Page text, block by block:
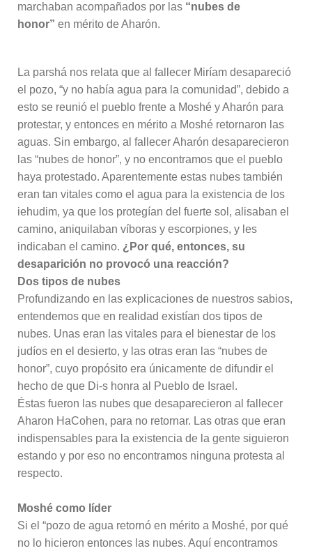
marchaban acompañados por las “nubes de
honor” en mérito de Aharón.
La parshá nos relata que al fallecer Miríam desapareció
el pozo, “y no había agua para la comunidad”, debido a
esto se reunió el pueblo frente a Moshé y Aharón para
protestar, y entonces en mérito a Moshé retornaron las
aguas. Sin embargo, al fallecer Aharón desaparecieron
las “nubes de honor”, y no encontramos que el pueblo
haya protestado. Aparentemente estas nubes también
eran tan vitales como el agua para la existencia de los
iehudim, ya que los protegían del fuerte sol, alisaban el
camino, aniquilaban víboras y escorpiones, y les
indicaban el camino. ¿Por qué, entonces, su
desaparición no provocó una reacción?
Dos tipos de nubes
Profundizando en las explicaciones de nuestros sabios,
entendemos que en realidad existían dos tipos de
nubes. Unas eran las vitales para el bienestar de los
judíos en el desierto, y las otras eran las “nubes de
honor”, cuyo propósito era únicamente de difundir el
hecho de que Di-s honra al Pueblo de Israel.
Éstas fueron las nubes que desaparecieron al fallecer
Aharon HaCohen, para no retornar. Las otras que eran
indispensables para la existencia de la gente siguieron
estando y por eso no encontramos ninguna protesta al
respecto.
Moshé como líder
Si el “pozo de agua retornó en mérito a Moshé, por qué
no lo hicieron entonces las nubes. Aquí encontramos